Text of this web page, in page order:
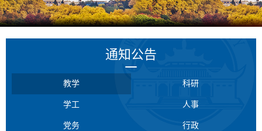
通知公告
教学 科研
学工 人事
党务 行政